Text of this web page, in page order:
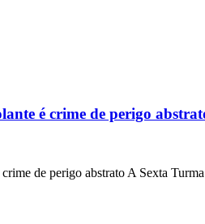
é crime de perigo
de perigo abstrato A Sexta